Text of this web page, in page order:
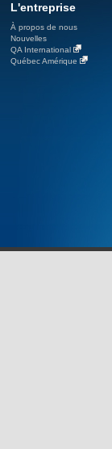
L'entreprise
À propos de nous
Nouvelles
QA International
Québec Amérique